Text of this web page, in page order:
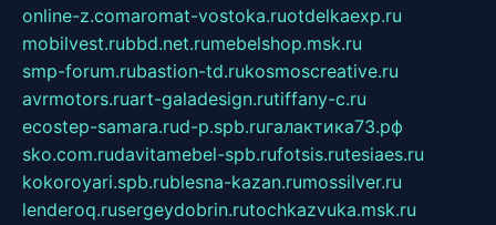
online-z.comaromat-vostoka.ruotdelkaexp.ru
mobilvest.rubbd.net.rumebelshop.msk.ru
smp-forum.rubastion-td.rukosmoscreative.ru
avrmotors.ruart-galadesign.rutiffany-c.ru
ecostep-samara.rud-p.spb.ruгалактика73.рф
sko.com.rudavitamebel-spb.rufotsis.rutesiaes.ru
kokoroyari.spb.rublesna-kazan.rumossilver.ru
lenderoq.rusergeydobrin.rutochkazvuka.msk.ru